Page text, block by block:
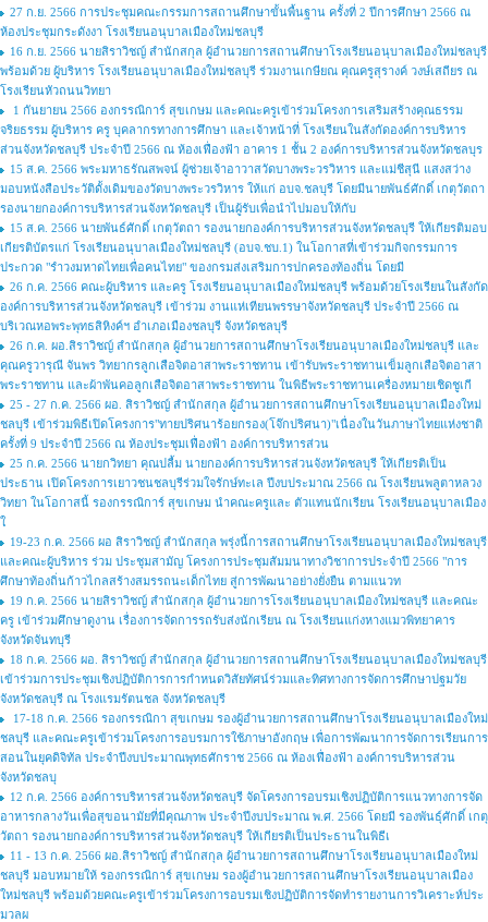
27 ก.ย. 2566 การประชุมคณะกรรมการสถานศึกษาขั้นพื้นฐาน ครั้งที่ 2 ปีการศึกษา 2566 ณ
ห้องประชุมกระดังงา โรงเรียนอนุบาลเมืองใหม่ชลบุรี
16 ก.ย. 2566 นายสิราวิชญ์ สำนักสกุล ผู้อำนวยการสถานศึกษาโรงเรียนอนุบาลเมืองใหม่ชลบุรี
พร้อมด้วย ผู้บริหาร โรงเรียนอนุบาลเมืองใหม่ชลบุรี ร่วมงานเกษียณ คุณครูสุรางค์ วงษ์เสถียร ณ
โรงเรียนหัวถนนวิทยา
1 กันยายน 2566 องกรรณิการ์ สุขเกษม และคณะครูเข้าร่วมโครงการเสริมสร้างคุณธรรม
จริยธรรม ผู้บริหาร ครู บุคลากรทางการศึกษา และเจ้าหน้าที่ โรงเรียนในสังกัดองค์การบริหาร
ส่วนจังหวัดชลบุรี ประจำปี 2566 ณ ห้องเฟื่องฟ้า อาคาร 1 ชั้น 2 องค์การบริหารส่วนจังหวัดชลบุร
15 ส.ค. 2566 พระมหาธรัณสพจน์ ผู้ช่วยเจ้าอาวาสวัดบางพระวรวิหาร และแม่ชีสุนี แสงสว่าง
มอบหนังสือประวัติดั้งเดิมของวัดบางพระวรวิหาร ให้แก่ อบจ.ชลบุรี โดยมีนายพันธ์ศักดิ์ เกตุวัตถา
รองนายกองค์การบริหารส่วนจังหวัดชลบุรี เป็นผู้รับเพื่อนำไปมอบให้กับ
15 ส.ค. 2566 นายพันธ์ศักดิ์ เกตุวัตถา รองนายกองค์การบริหารส่วนจังหวัดชลบุรี ให้เกียรติมอบ
เกียรติบัตรแก่ โรงเรียนอนุบาลเมืองใหม่ชลบุรี (อบจ.ชบ.1) ในโอกาสที่เข้าร่วมกิจกรรมการ
ประกวด "รำวงมหาดไทยเพื่อคนไทย" ของกรมส่งเสริมการปกครองท้องถิ่น โดยมี
26 ก.ค. 2566 คณะผู้บริหาร และครู โรงเรียนอนุบาลเมืองใหม่ชลบุรี พร้อมด้วยโรงเรียนในสังกัด
องค์การบริหารส่วนจังหวัดชลบุรี เข้าร่วม งานแห่เทียนพรรษาจังหวัดชลบุรี ประจำปี 2566 ณ
บริเวณหอพระพุทธสิหิงค์ฯ อำเภอเมืองชลบุรี จังหวัดชลบุรี
26 ก.ค. ผอ.สิราวิชญ์ สำนักสกุล ผู้อำนวยการสถานศึกษาโรงเรียนอนุบาลเมืองใหม่ชลบุรี และ
คุณครูวารุณี จันพร วิทยากรลูกเสือจิตอาสาพระราชทาน เข้ารับพระราชทานเข็มลูกเสือจิตอาสา
พระราชทาน และผ้าพันคอลูกเสือจิตอาสาพระราชทาน ในพิธีพระราชทานเครื่องหมายเชิดชูเกี
25 - 27 ก.ค. 2566 ผอ. สิราวิชญ์ สำนักสกุล ผู้อำนวยการสถานศึกษาโรงเรียนอนุบาลเมืองใหม่
ชลบุรี เข้าร่วมพิธีเปิดโครงการ"ทายปริศนาร้อยกรอง(โจ๊กปริศนา)"เนื่องในวันภาษาไทยแห่งชาติ
ครั้งที่ 9 ประจำปี 2566 ณ ห้องประชุมเฟื่องฟ้า องค์การบริหารส่วน
25 ก.ค. 2566 นายกวิทยา คุณปลื้ม นายกองค์การบริหารส่วนจังหวัดชลบุรี ให้เกียรติเป็น
ประธาน เปิดโครงการเยาวชนชลบุรีร่วมใจรักษ์ทะเล ปีงบประมาณ 2566 ณ โรงเรียนพลูตาหลวง
วิทยา ในโอกาสนี้ รองกรรณิการ์ สุขเกษม นำคณะครูและ ตัวแทนนักเรียน โรงเรียนอนุบาลเมือง
ใ
19-23 ก.ค. 2566 ผอ สิราวิชญ์ สำนักสกุล พรุ่งนี้การสถานศึกษาโรงเรียนอนุบาลเมืองใหม่ชลบุรี
และคณะผู้บริหาร ร่วม ประชุมสามัญ โครงการประชุมสัมมนาทางวิชาการประจำปี 2566 "การ
ศึกษาท้องถิ่นก้าวไกลสร้างสมรรถนะเด็กไทย สู่การพัฒนาอย่างยั่งยืน ตามแนวท
19 ก.ค. 2566 นายสิราวิชญ์ สำนักสกุล ผู้อำนวยการโรงเรียนอนุบาลเมืองใหม่ชลบุรี และคณะ
ครู เข้าร่วมศึกษาดูงาน เรื่องการจัดการรถรับส่งนักเรียน ณ โรงเรียนแก่งหางแมวพิทยาคาร
จังหวัดจันทบุรี
18 ก.ค. 2566 ผอ. สิราวิชญ์ สำนักสกุล ผู้อำนวยการสถานศึกษาโรงเรียนอนุบาลเมืองใหม่ชลบุรี
เข้าร่วมการประชุมเชิงปฏิบัติการการกำหนดวิสัยทัศน์ร่วมและทิศทางการจัดการศึกษาปฐมวัย
จังหวัดชลบุรี ณ โรงแรมรัตนชล จังหวัดชลบุรี
17-18 ก.ค. 2566 รองกรรณิกา สุขเกษม รองผู้อำนวยการสถานศึกษาโรงเรียนอนุบาลเมืองใหม่
ชลบุรี และคณะครูเข้าร่วมโครงการอบรมการใช้ภาษาอังกฤษ เพื่อการพัฒนาการจัดการเรียนการ
สอนในยุคดิจิทัล ประจำปีงบประมาณพุทธศักราช 2566 ณ ห้องเฟื่องฟ้า องค์การบริหารส่วน
จังหวัดชลบุ
12 ก.ค. 2566 องค์การบริหารส่วนจังหวัดชลบุรี จัดโครงการอบรมเชิงปฏิบัติการแนวทางการจัด
อาหารกลางวันเพื่อสุขอนามัยที่มีคุณภาพ ประจำปีงบประมาณ พ.ศ. 2566 โดยมี รองพันธ์ุศักดิ์ เกตุ
วัตถา รองนายกองค์การบริหารส่วนจังหวัดชลบุรี ให้เกียรติเป็นประธานในพิธีเ
11 - 13 ก.ค. 2566 ผอ.สิราวิชญ์ สำนักสกุล ผู้อำนวยการสถานศึกษาโรงเรียนอนุบาลเมืองใหม่
ชลบุรี มอบหมายให้ รองกรรณิการ์ สุขเกษม รองผู้อำนวยการสถานศึกษาโรงเรียนอนุบาลเมือง
ใหม่ชลบุรี พร้อมด้วยคณะครูเข้าร่วมโครงการอบรมเชิงปฏิบัติการจัดทำรายงานการวิเคราะห์ประ
มวลผ